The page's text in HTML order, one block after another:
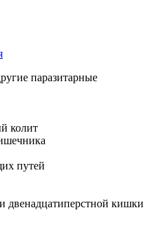
паразитарные
колит
путей
двенадцатиперстной кишки